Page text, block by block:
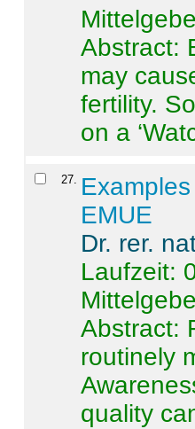
Abstract:
may
fertility.
on a
27.
EMUE
Dr. rer.
Laufzeit:
Abstract:
routinely
quality